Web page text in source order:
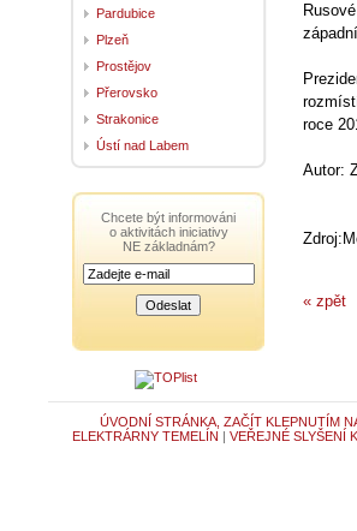
roce
Autor:
« zpět
Pardubice
Plzeň
Prostějov
Přerovsko
Strakonice
Ústí nad Labem
Chcete být informováni
o aktivitách iniciativy
NE základnám?
ÚVODNÍ STRÁNKA, ZAČÍT KLEPNUTÍM
ELEKTRÁRNY TEMELÍN | VEŘEJNÉ SLYŠENÍ